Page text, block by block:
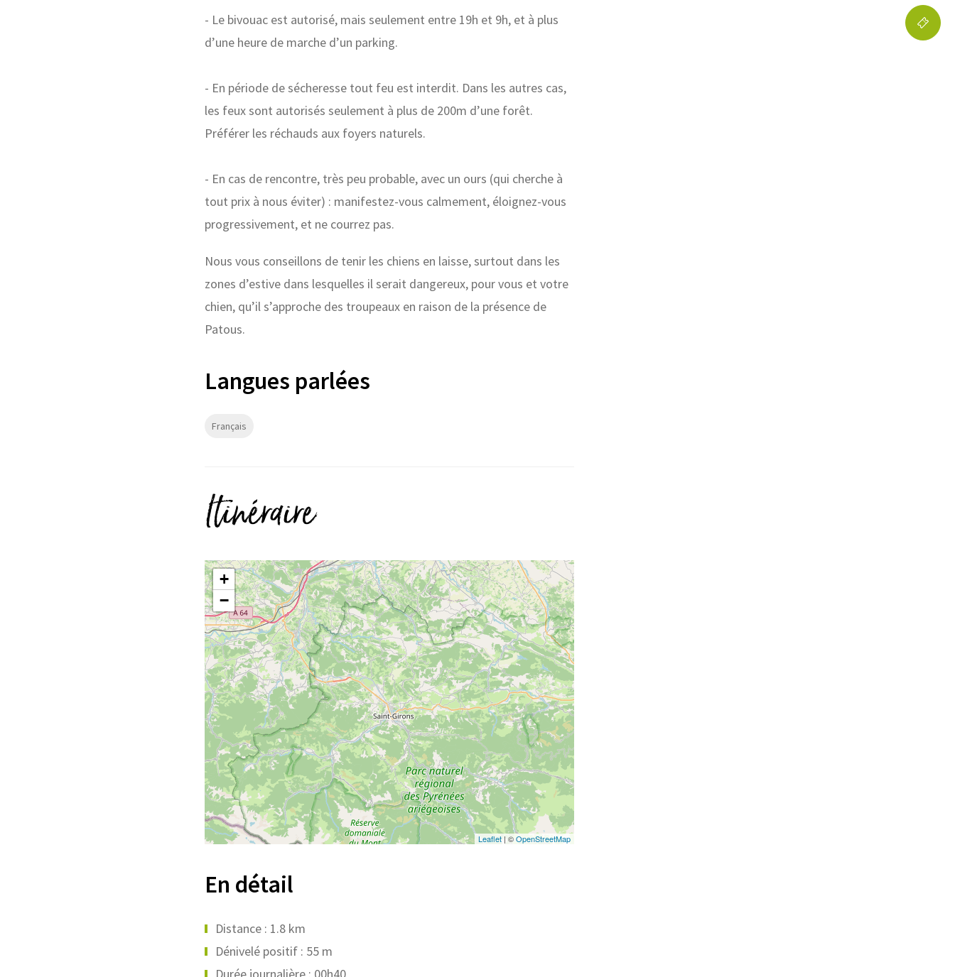
- Le bivouac est autorisé, mais seulement entre 19h et 9h, et à plus
d’une heure de marche d’un parking.
- En période de sécheresse tout feu est interdit. Dans les autres cas,
les feux sont autorisés seulement à plus de 200m d’une forêt.
Préférer les réchauds aux foyers naturels.
- En cas de rencontre, très peu probable, avec un ours (qui cherche à
tout prix à nous éviter) : manifestez-vous calmement, éloignez-vous
progressivement, et ne courrez pas.
Nous vous conseillons de tenir les chiens en laisse, surtout dans les
zones d’estive dans lesquelles il serait dangereux, pour vous et votre
chien, qu’il s’approche des troupeaux en raison de la présence de
Patous.
Langues parlées
Français
Itinéraire
+
−
Leaflet| ©OpenStreetMap
En détail
Distance : 1.8 km
Dénivelé positif : 55 m